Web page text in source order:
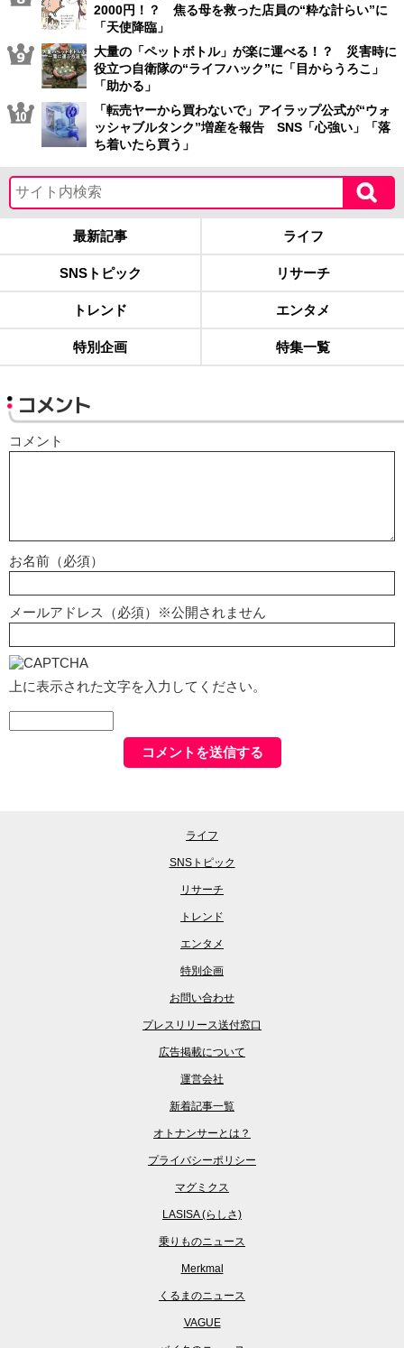
2000円！？ 焦る母を救った店員の“粋な計らい”に
「天使降臨」
大量の「ペットボトル」が楽に運べる！？ 災害時に
役立つ自衛隊の“ライフハック”に「目からうろこ」
「助かる」
「転売ヤーから買わないで」アイラップ公式が“ウォ
ッシャブルタンク”増産を報告 SNS「心強い」「落
ち着いたら買う」
最新記事 ライフ
SNSトピック リサーチ
トレンド エンタメ
特別企画 特集一覧
コメント
コメント
お名前（必須）
メールアドレス（必須）※公開されません
上に表示された文字を入力してください。
ライフ
SNSトピック
リサーチ
トレンド
エンタメ
特別企画
お問い合わせ
プレスリリース送付窓口
広告掲載について
運営会社
新着記事一覧
オトナンサーとは？
プライバシーポリシー
マグミクス
LASISA (らしさ)
乗りものニュース
Merkmal
くるまのニュース
VAGUE